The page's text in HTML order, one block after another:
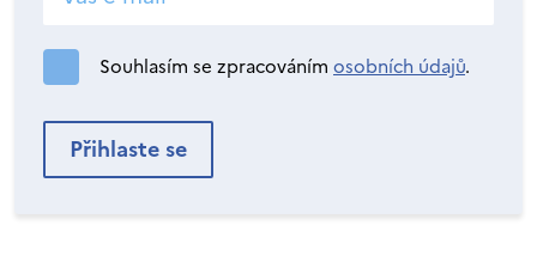
Souhlasím se zpracováním osobních údajů.